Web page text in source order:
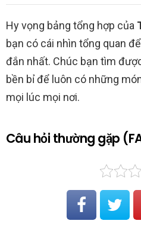
Hy vọng bảng tổng hợp của
bạn có cái nhìn tổng quan
đắn nhất. Chúc bạn tìm
bền bỉ để luôn có những
mọi lúc mọi nơi.
Câu hỏi thường gặp